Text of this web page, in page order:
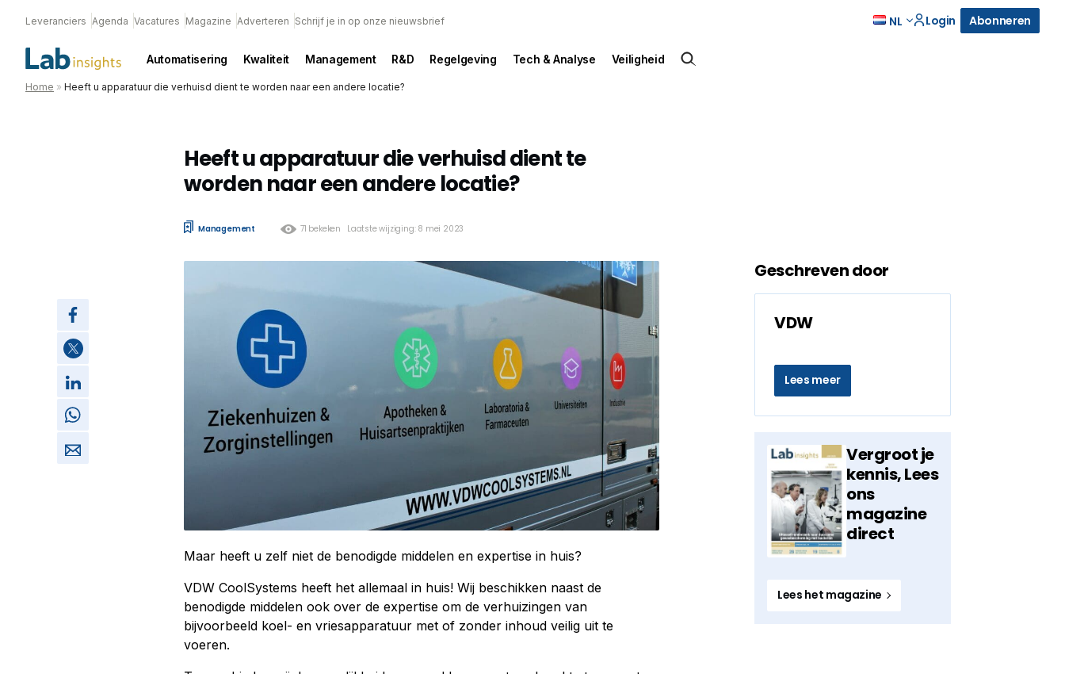
Leveranciers Agenda Vacatures Magazine Adverteren Schrijf je in op onze nieuwsbrief NL Login Abonneren
Automatisering Kwaliteit Management R&D Regelgeving Tech & Analyse Veiligheid
Home » Heeft u apparatuur die verhuisd dient te worden naar een andere locatie?
Heeft u apparatuur die verhuisd dient te
worden naar een andere locatie?
Management 71 bekeken Laatste wijziging: 8 mei 2023
Maar heeft u zelf niet de benodigde middelen en expertise in huis?
VDW CoolSystems heeft het allemaal in huis! Wij beschikken naast de
benodigde middelen ook over de expertise om de verhuizingen van
bijvoorbeeld koel- en vriesapparatuur met of zonder inhoud veilig uit te
voeren.
Geschreven door
VDW
Lees meer
Vergroot je
kennis, Lees
ons
magazine
direct
Lees het magazine